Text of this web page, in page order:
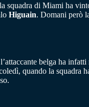
squadra di Miami ha
Higuain. Domani però
belga ha
quando la squadra